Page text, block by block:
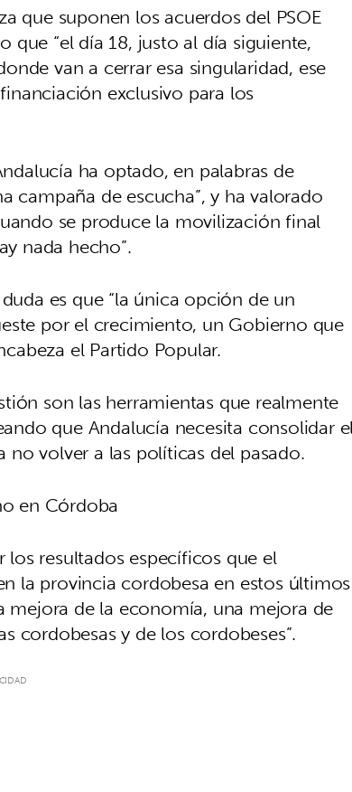
que suponen los acuerdos del PSOE
que “el día 18, justo al día siguiente,
van a cerrar esa singularidad, ese
exclusivo para los
ha optado, en palabras de
campaña de escucha”, y ha valorado
se produce la movilización final
nada hecho”.
es que “la única opción de un
por el crecimiento, un Gobierno que
el Partido Popular.
son las herramientas que realmente
que Andalucía necesita consolidar
volver a las políticas del pasado.
en Córdoba
resultados específicos que el
la provincia cordobesa en estos últimos
mejora de la economía, una mejora de
cordobesas y de los cordobeses”.